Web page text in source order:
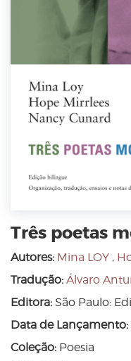
Três poetas
Autores: Mina LOY ,
Tradução: Álvaro
Editora: São Paulo:
Data de Lançamento:
Coleção: Poesia